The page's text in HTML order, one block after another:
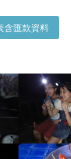
含匯款資料